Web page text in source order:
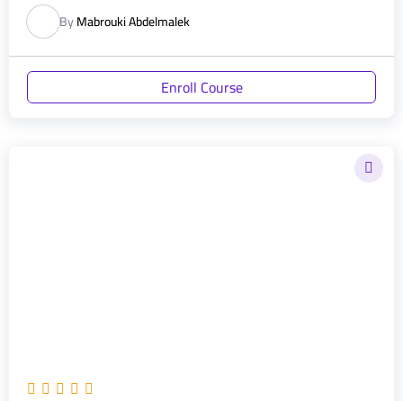
ByMabrouki Abdelmalek
Enroll Course